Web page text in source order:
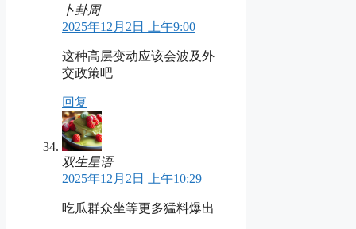
卜卦周
2025年12月2日 上午9:00
这种高层变动应该会波及外
交政策吧
回复
双生星语
2025年12月2日 上午10:29
吃瓜群众坐等更多猛料爆出